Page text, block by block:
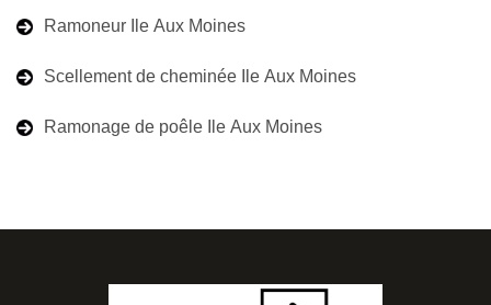
Ramoneur Ile Aux Moines
Scellement de cheminée Ile Aux Moines
Ramonage de poêle Ile Aux Moines